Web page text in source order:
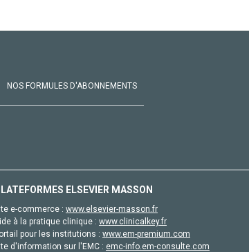
NOS FORMULES D'ABONNEMENTS
ELSEVIER MASSON
e-commerce : www.elsevier-masson.fr
à la pratique clinique : www.clinicalkey.fr
pour les institutions : www.em-premium.com
d'information sur l'EMC : emc-info.em-consulte.com